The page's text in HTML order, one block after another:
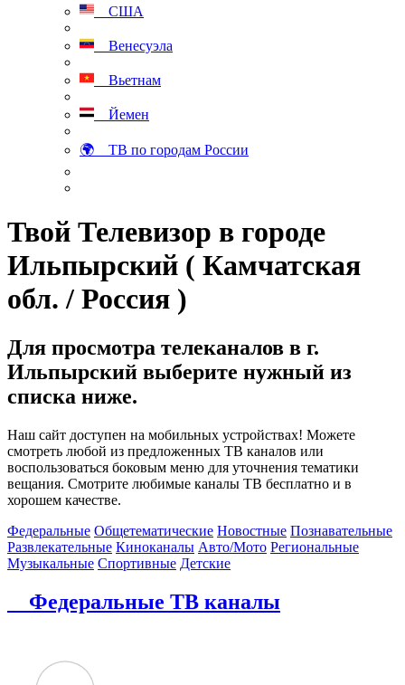
США
Венесуэла
Вьетнам
Йемен
🌍 ТВ по городам России
Твой Телевизор в городе
Ильпырский ( Камчатская
обл. / Россия )
Для просмотра телеканалов в г.
Ильпырский выберите нужный из
списка ниже.
Наш сайт доступен на мобильных устройствах! Можете
смотреть любой из предложенных ТВ каналов или
воспользоваться боковым меню для уточнения тематики
вещания. Смотрите любимые каналы ТВ бесплатно и в
хорошем качестве.
Федеральные Общетематические Новостные Познавательные
Развлекательные Киноканалы Авто/Мото Региональные
Музыкальные Спортивные Детские
Федеральные ТВ каналы